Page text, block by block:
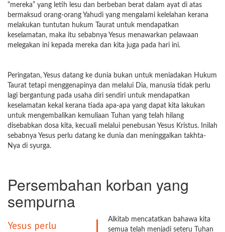
“mereka” yang letih lesu dan berbeban berat dalam ayat di atas
bermaksud orang-orang Yahudi yang mengalami kelelahan kerana
melakukan tuntutan hukum Taurat untuk mendapatkan
keselamatan, maka itu sebabnya Yesus menawarkan pelawaan
melegakan ini kepada mereka dan kita juga pada hari ini.
Peringatan, Yesus datang ke dunia bukan untuk meniadakan Hukum
Taurat tetapi menggenapinya dan melalui Dia, manusia tidak perlu
lagi bergantung pada usaha diri sendiri untuk mendapatkan
keselamatan kekal kerana tiada apa-apa yang dapat kita lakukan
untuk mengembalikan kemuliaan Tuhan yang telah hilang
disebabkan dosa kita, kecuali melalui penebusan Yesus Kristus. Inilah
sebabnya Yesus perlu datang ke dunia dan meninggalkan takhta-
Nya di syurga.
Persembahan korban yang
sempurna
Yesus perlu
Alkitab mencatatkan bahawa kita
semua telah menjadi seteru Tuhan